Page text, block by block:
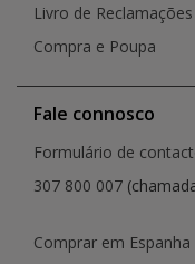
Livro de
Compra e Poupa
Fale connosco
Formulário de
307 800 007
Comprar em Espanha